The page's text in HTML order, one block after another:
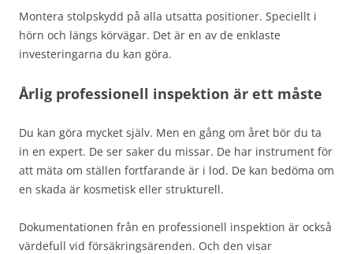
Montera stolpskydd på alla utsatta positioner. Speciellt i
hörn och längs körvägar. Det är en av de enklaste
investeringarna du kan göra.
Årlig professionell inspektion är ett måste
Du kan göra mycket själv. Men en gång om året bör du ta
in en expert. De ser saker du missar. De har instrument för
att mäta om ställen fortfarande är i lod. De kan bedöma om
en skada är kosmetisk eller strukturell.
Dokumentationen från en professionell inspektion är också
värdefull vid försäkringsärenden. Och den visar